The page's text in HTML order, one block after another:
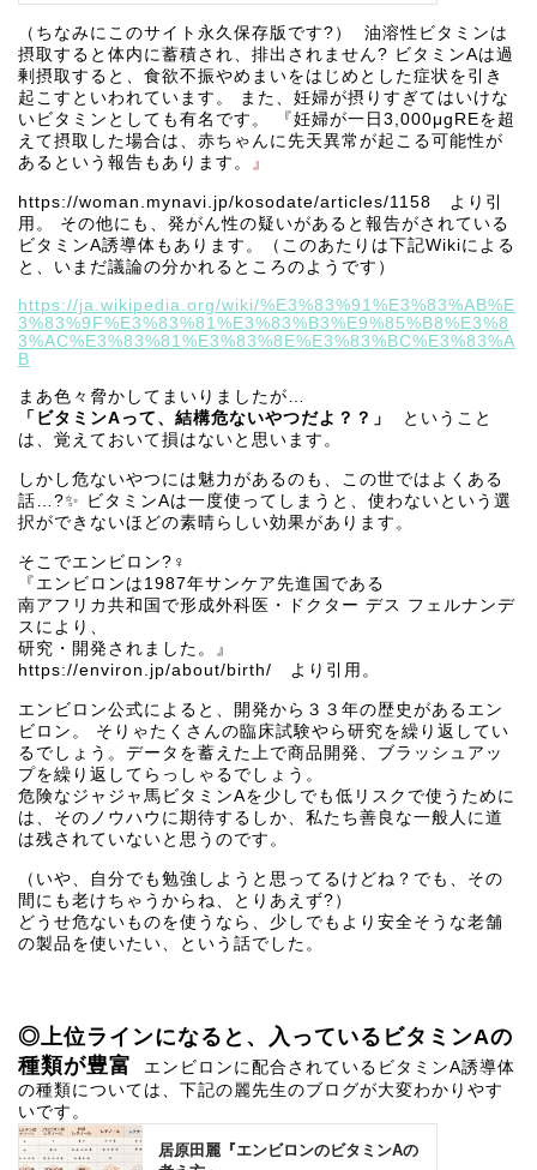
（ちなみにこのサイト永久保存版です?） 油溶性ビタミンは
摂取すると体内に蓄積され、排出されません? ビタミンAは過
剰摂取すると、食欲不振やめまいをはじめとした症状を引き
起こすといわれています。 また、妊婦が摂りすぎてはいけな
いビタミンとしても有名です。 『妊婦が一日3,000μgREを超
えて摂取した場合は、赤ちゃんに先天異常が起こる可能性が
あるという報告もあります。
』
https://woman.mynavi.jp/kosodate/articles/1158 より引
用。 その他にも、発がん性の疑いがあると報告がされている
ビタミンA誘導体もあります。（このあたりは下記Wikiによる
と、いまだ議論の分かれるところのようです）
https://ja.wikipedia.org/wiki/%E3%83%91%E3%83%AB%E
3%83%9F%E3%83%81%E3%83%B3%E9%85%B8%E3%8
3%AC%E3%83%81%E3%83%8E%E3%83%BC%E3%83%A
B
まあ色々脅かしてまいりましたが…
「ビタミンAって、結構危ないやつだよ？？」
ということ
は、覚えておいて損はないと思います。
しかし危ないやつには魅力があるのも、この世ではよくある
話…?✨ ビタミンAは一度使ってしまうと、使わないという選
択ができないほどの素晴らしい効果があります。
そこでエンビロン?‍♀️
『エンビロンは1987年サンケア先進国である
南アフリカ共和国で形成外科医・ドクター デス フェルナンデ
スにより、
研究・開発されました。』
https://environ.jp/about/birth/ より引用。
エンビロン公式によると、開発から３３年の歴史があるエン
ビロン。 そりゃたくさんの臨床試験やら研究を繰り返してい
るでしょう。データを蓄えた上で商品開発、ブラッシュアッ
プを繰り返してらっしゃるでしょう。
危険なジャジャ馬ビタミンAを少しでも低リスクで使うために
は、そのノウハウに期待するしか、私たち善良な一般人に道
は残されていないと思うのです。
（いや、自分でも勉強しようと思ってるけどね？でも、その
間にも老けちゃうからね、とりあえず?）
どうせ危ないものを使うなら、少しでもより安全そうな老舗
の製品を使いたい、という話でした。
◎上位ラインになると、入っているビタミンAの
種類が豊富
エンビロンに配合されているビタミンA誘導体
の種類については、下記の麗先生のブログが大変わかりやす
いです。